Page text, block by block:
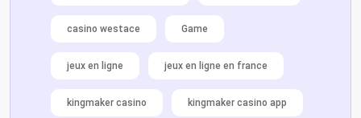
casino westace Game
jeux en ligne jeux en ligne en france
kingmaker casino kingmaker casino app